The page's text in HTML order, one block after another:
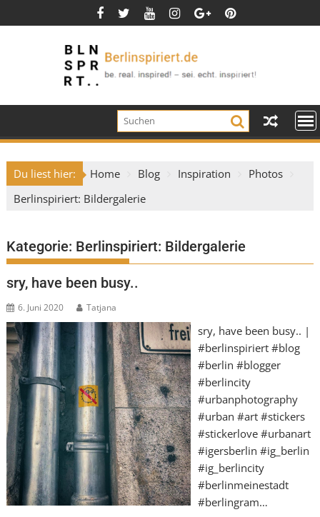
to
Du liest hier: Home Blog Inspiration
Photos
Berlinspiriert: Bildergalerie
Kategorie: Berlinspiriert: Bildergalerie
sry, have been busy..
6. Juni 2020 Tatjana
sry, have been busy.. |
#berlinspiriert #blog
#berlin #blogger
#berlincity
#urbanphotography
#urban #art #stickers
#stickerlove #urbanart
#igersberlin #ig_berlin
#ig_berlincity
#berlinmeinestadt
#berlingram…